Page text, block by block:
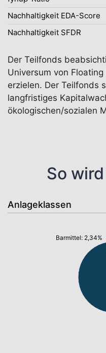
Nachhaltigkeit EDA-Score
Nachhaltigkeit SFDR
Der Teilfonds
Universum von
erzielen. Der Teilfonds
langfristiges
ökologischen/sozialen
So
Anlageklassen
Barmittel: 2,34%